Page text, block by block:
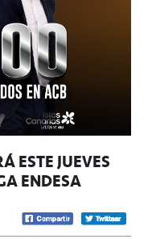
ESTE JUEVES
ENDESA